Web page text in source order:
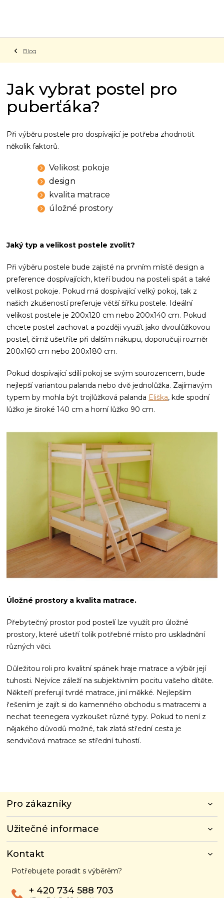
Blog
Jak vybrat postel pro
puberťáka?
Při výběru postele pro dospívající je potřeba zhodnotit
několik faktorů.
Velikost pokoje
design
kvalita matrace
úložné prostory
Jaký typ a velikost postele zvolit?
Při výběru postele bude zajisté na prvním místě design a
preference dospívajících, kteří budou na posteli spát a také
velikost pokoje. Pokud má dospívající velký pokoj, tak z
našich zkušeností preferuje větší šířku postele. Ideální
velikost postele je 200x120 cm nebo 200x140 cm. Pokud
chcete postel zachovat a později vyuźít jako dvoulůžkovou
postel, čímž ušetříte při dalším nákupu, doporučuji rozměr
200x160 cm nebo 200x180 cm.
Pokud dospívající sdílí pokoj se svým sourozencem, bude
nejlepší variantou palanda nebo dvě jednolůžka. Zajímavým
typem by mohla být trojlůžková palanda Eliška, kde spodní
lůžko je široké 140 cm a horní lůžko 90 cm.
Úložné prostory a kvalita matrace.
Přebytečný prostor pod postelí lze využít pro úložné
prostory, které ušetří tolik potřebné místo pro uskladnění
různých věci.
Důležitou roli pro kvalitní spánek hraje matrace a výběr její
tuhosti. Nejvíce záleží na subjektivním pocitu vašeho dítěte.
Někteří preferují tvrdé matrace, jiní měkké. Nejlepším
řešením je zajít si do kamenného obchodu s matracemi a
nechat teenegera vyzkoušet různé typy. Pokud to není z
nějakého důvodů možné, tak zlatá střední cesta je
sendvičová matrace se střední tuhostí.
Pro zákazníky
Užitečné informace
Kontakt
Potřebujete poradit s výběrěm?
+ 420 734 588 703